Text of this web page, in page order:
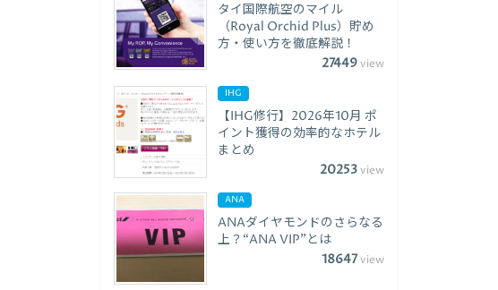
タイ国際航空のマイル
（Royal Orchid Plus）貯め
方・使い方を徹底解説！
27449view
IHG
【IHG修行】2026年10月 ポ
イント獲得の効率的なホテル
まとめ
20253view
ANA
ANAダイヤモンドのさらなる
上？“ANA VIP”とは
18647view